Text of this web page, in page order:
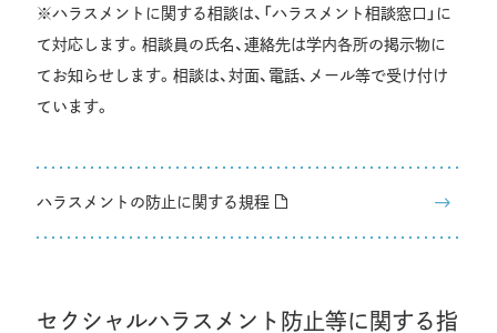
※ハラスメントに関する相談は、「ハラスメント相談窓口」に
て対応します。相談員の氏名、連絡先は学内各所の掲示物に
てお知らせします。相談は、対面、電話、メール等で受け付け
ています。
ハラスメントの防止に関する規程
セクシャルハラスメント防止等に関する指